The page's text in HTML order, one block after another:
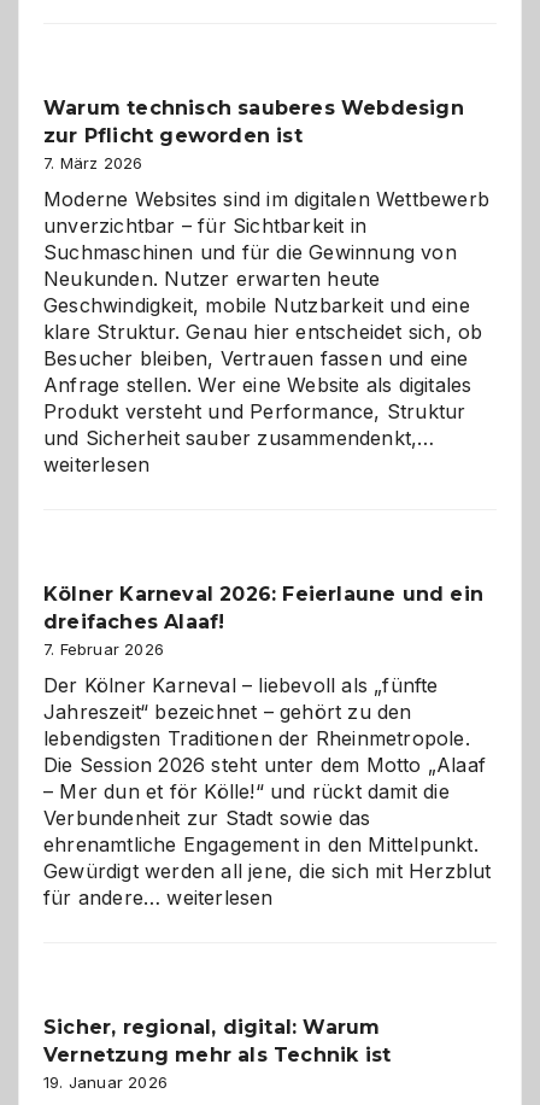
den
Logikrätseln
Warum technisch sauberes Webdesign
zur Pflicht geworden ist
7. März 2026
Moderne Websites sind im digitalen Wettbewerb
unverzichtbar – für Sichtbarkeit in
Suchmaschinen und für die Gewinnung von
Neukunden. Nutzer erwarten heute
Geschwindigkeit, mobile Nutzbarkeit und eine
klare Struktur. Genau hier entscheidet sich, ob
Besucher bleiben, Vertrauen fassen und eine
Anfrage stellen. Wer eine Website als digitales
Produkt versteht und Performance, Struktur
und Sicherheit sauber zusammendenkt,…
geworden
weiterlesen
Kölner Karneval 2026: Feierlaune und ein
dreifaches Alaaf!
7. Februar 2026
Der Kölner Karneval – liebevoll als „fünfte
Jahreszeit“ bezeichnet – gehört zu den
lebendigsten Traditionen der Rheinmetropole.
Die Session 2026 steht unter dem Motto „Alaaf
– Mer dun et för Kölle!“ und rückt damit die
Verbundenheit zur Stadt sowie das
ehrenamtliche Engagement in den Mittelpunkt.
Gewürdigt werden all jene, die sich mit Herzblut
für andere…Kölner
ein
dreifaches
Alaaf!
weiterlesen
Sicher, regional, digital: Warum
Vernetzung mehr als Technik ist
19. Januar 2026